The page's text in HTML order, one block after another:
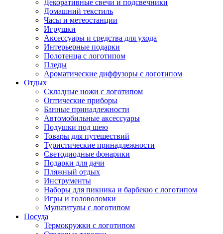
Декоративные свечи и подсвечники
Домашний текстиль
Часы и метеостанции
Игрушки
Аксессуары и средства для ухода
Интерьерные подарки
Полотенца с логотипом
Пледы
Ароматические диффузоры с логотипом
Отдых
Складные ножи с логотипом
Оптические приборы
Банные принадлежности
Автомобильные аксессуары
Подушки под шею
Товары для путешествий
Туристические принадлежности
Светодиодные фонарики
Подарки для дачи
Пляжный отдых
Инструменты
Наборы для пикника и барбекю с логотипом
Игры и головоломки
Мультитулы с логотипом
Посуда
Термокружки с логотипом